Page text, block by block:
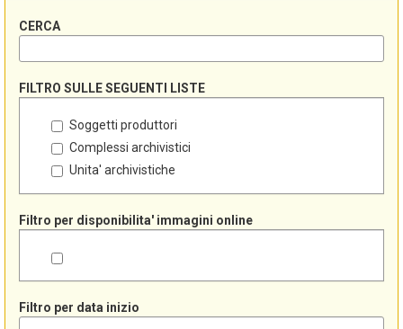
CERCA
FILTRO SULLE SEGUENTI LISTE
Soggetti produttori
Complessi archivistici
Unita' archivistiche
Filtro per disponibilita' immagini online
Filtro per data inizio